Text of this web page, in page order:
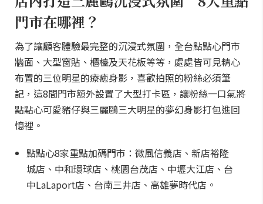
門市在哪裡？
為了讓顧客體驗最完整的沉浸式氛圍，全台點點心門市
牆面、大型窗貼、櫃檯及天花板等等，處處皆可見精心
布置的三位明星的療癒身影，喜歡拍照的粉絲必須筆
記，這8間門市額外設置了大型打卡區，讓粉絲一口氣將
點點心可愛豬仔與三麗鷗三大明星的夢幻身影打包進回
憶裡。
點點心8家重點加碼門市：微風信義店、新店裕隆
城店、中和環球店、桃園台茂店、中壢大江店、台
中LaLaport店、台南三井店、高雄夢時代店。